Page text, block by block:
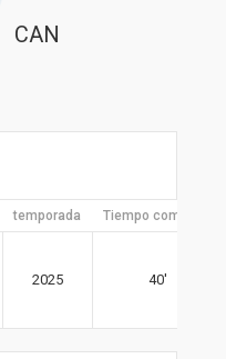
CAN
temporada Tiempo completo
2025 40′